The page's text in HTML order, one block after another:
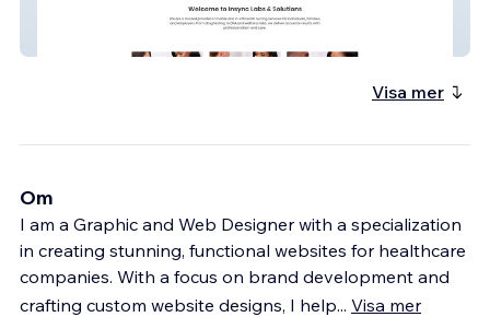
Visa mer
Om
I am a Graphic and Web Designer with a specialization
in creating stunning, functional websites for healthcare
companies. With a focus on brand development and
crafting custom website designs, I help... Visa mer